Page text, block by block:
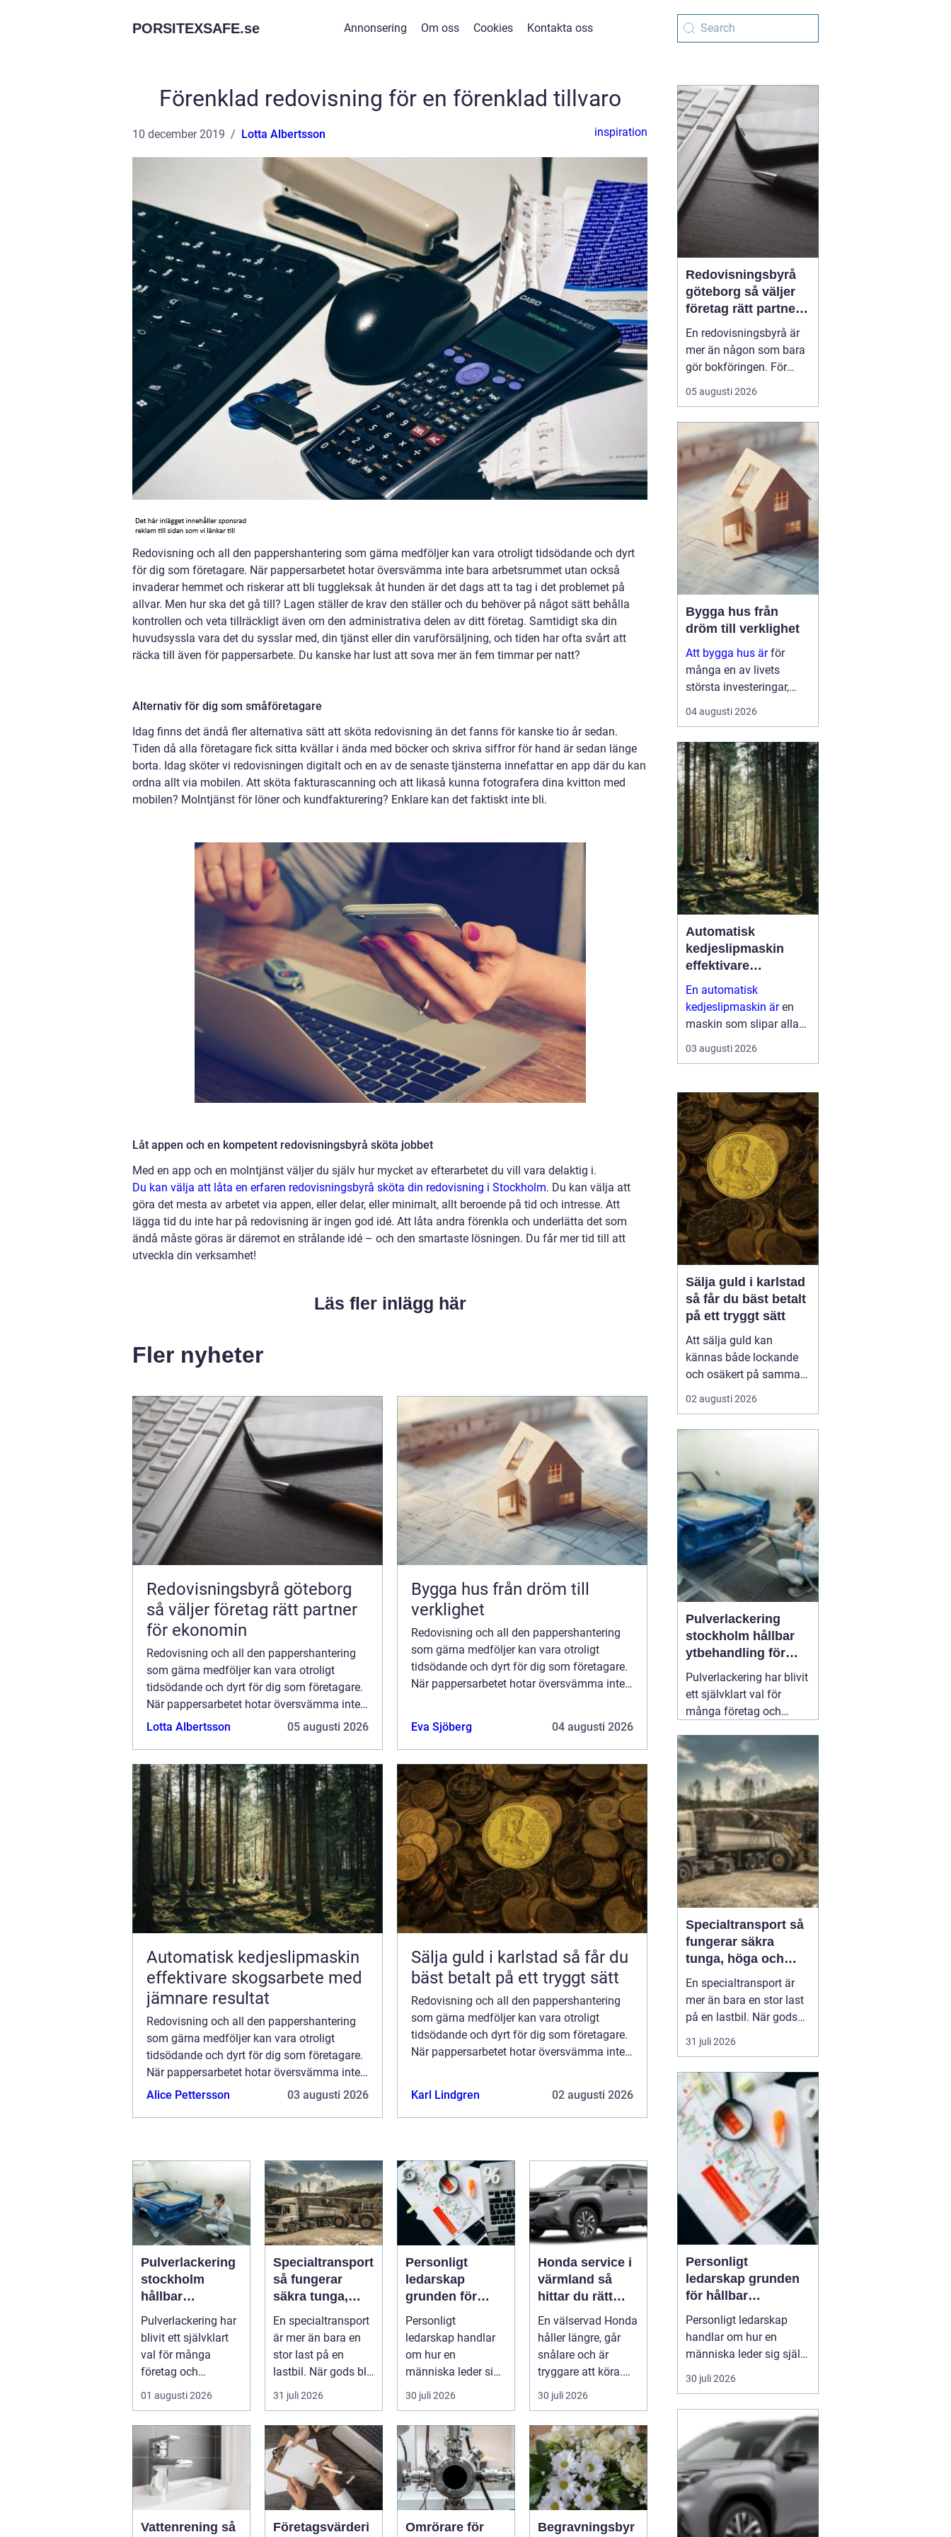
PORSITEXSAFE.se Annonsering Om oss Cookies Kontakta oss
Förenklad redovisning för en förenklad tillvaro
10 december 2019 Lotta Albertsson inspiration
Redovisning och all den pappershantering som gärna medföljer kan vara otroligt tidsödande och dyrt
för dig som företagare. När pappersarbetet hotar översvämma inte bara arbetsrummet utan också
invaderar hemmet och riskerar att bli tuggleksak åt hunden är det dags att ta tag i det problemet på
allvar. Men hur ska det gå till? Lagen ställer de krav den ställer och du behöver på något sätt behålla
kontrollen och veta tillräckligt även om den administrativa delen av ditt företag. Samtidigt ska din
huvudsyssla vara det du sysslar med, din tjänst eller din varuförsäljning, och tiden har ofta svårt att
räcka till även för pappersarbete. Du kanske har lust att sova mer än fem timmar per natt?
Alternativ för dig som småföretagare
Idag finns det ändå fler alternativa sätt att sköta redovisning än det fanns för kanske tio år sedan.
Tiden då alla företagare fick sitta kvällar i ända med böcker och skriva siffror för hand är sedan länge
borta. Idag sköter vi redovisningen digitalt och en av de senaste tjänsterna innefattar en app där du kan
ordna allt via mobilen. Att sköta fakturascanning och att likaså kunna fotografera dina kvitton med
mobilen? Molntjänst för löner och kundfakturering? Enklare kan det faktiskt inte bli.
Låt appen och en kompetent redovisningsbyrå sköta jobbet
Med en app och en molntjänst väljer du själv hur mycket av efterarbetet du vill vara delaktig i.
Du kan välja att låta en erfaren redovisningsbyrå sköta din redovisning i Stockholm. Du kan välja att
göra det mesta av arbetet via appen, eller delar, eller minimalt, allt beroende på tid och intresse. Att
lägga tid du inte har på redovisning är ingen god idé. Att låta andra förenkla och underlätta det som
ändå måste göras är däremot en strålande idé – och den smartaste lösningen. Du får mer tid till att
utveckla din verksamhet!
Läs fler inlägg här
Fler nyheter
Redovisningsbyrå göteborg
så väljer företag rätt partner
för ekonomin
Redovisning och all den pappershantering
som gärna medföljer kan vara otroligt
tidsödande och dyrt för dig som företagare.
När pappersarbetet hotar översvämma inte
bara arbetsrummet utan också invaderar h...
Lotta Albertsson 05 augusti 2026
Bygga hus från dröm till
verklighet
Redovisning och all den pappershantering
som gärna medföljer kan vara otroligt
tidsödande och dyrt för dig som företagare.
När pappersarbetet hotar översvämma inte
Eva Sjöberg
04 augusti 2026
Automatisk kedjeslipmaskin
effektivare skogsarbete med
jämnare resultat
Redovisning och all den pappershantering
som gärna medföljer kan vara otroligt
tidsödande och dyrt för dig som företagare.
När pappersarbetet hotar översvämma inte
bara arbetsrummet utan också invaderar h...
Alice Pettersson 03 augusti 2026
Sälja guld i karlstad så får du
bäst betalt på ett tryggt sätt
Redovisning och all den pappershantering
som gärna medföljer kan vara otroligt
tidsödande och dyrt för dig som företagare.
När pappersarbetet hotar översvämma inte
Karl Lindgren
02 augusti 2026
Pulverlackering
stockholm
hållbar
ytbehandling för
industri och
privatpersoner
Pulverlackering har
blivit ett självklart
val för många
företag och
privatpersoner som
vill kombiner...
01 augusti 2026
Specialtransport
så fungerar
säkra tunga,
höga och breda
transporter
En specialtransport
är mer än bara en
stor last på en
lastbil. När gods blir
för tungt, för högt
ell...
31 juli 2026
Personligt
ledarskap
grunden för
hållbar
utveckling och
verklig
förändring
Personligt
ledarskap handlar
om hur en
människa leder sig
själv i vardagen: i
beslut, relationer,
ko...
30 juli 2026
Honda service i
värmland så
hittar du rätt
verkstad för din
bil
En välservad Honda
håller längre, går
snålare och är
tryggare att köra.
För många bilägare
i Värmlan...
30 juli 2026
Vattenrening så
Företagsvärderi
Omrörare för
Begravningsbyr
Redovisningsbyrå
göteborg så väljer
företag rätt partner
för ekonomin
En redovisningsbyrå är
mer än någon som bara
gör bokföringen. För
många företag i
Göteborg blir byrån en
ekonomiavdelning, en
bollplank i vardagen och
ett skydd mot onödiga
risker. När lagar ändras,
bolaget växer eller tiden
inte räcker till, ...
05 augusti 2026
Bygga hus från
dröm till verklighet
Att bygga hus ärför
många en av livets
största investeringar,
både känslomässigt och
ekonomiskt. Samtidigt
tomt, planlösning,
material,
entreprenadform och
energilösnin...
04 augusti 2026
Automatisk
kedjeslipmaskin
effektivare
skogsarbete med
jämnare resultat
En automatisk
kedjeslipmaskin ären
maskin som slipar alla
tänder på en sågkedja
utan att användaren
för hand. Maskinen
matar själv fram kedjan,
ställer in v...
03 augusti 2026
Sälja guld i karlstad
så får du bäst betalt
på ett tryggt sätt
Att sälja guld kan
kännas både lockande
och osäkert på samma
gång. Många har gamla
smycken, arvegods eller
få ett bra pris och
samtidigt känna sig
trygg i affären. För den
som
02 augusti 2026
Pulverlackering
stockholm hållbar
ytbehandling för
industri och
privatpersoner
Pulverlackering har blivit
ett självklart val för
många företag och
kombinera lång
hållbarhet, snygg finish
och minskad
miljöpåverkan. I en stad
med hårt klimat, mycket
slitage och höga krav på
kvalitet01 augusti 2026
Specialtransport så
fungerar säkra
tunga, höga och
breda transporter
En specialtransport är
mer än bara en stor last
på en lastbil. När gods
blir för tungt, för högt
eller för brett för vanliga
dispens, noggrann
planering och väl
inarbetade rutiner. Rätt
utförd blir transporten
både säker, laglig ...
31 juli 2026
Personligt
ledarskap grunden
för hållbar
utveckling och
verklig förändring
Personligt ledarskap
handlar om hur en
människa leder sig själv
i vardagen: i beslut,
relationer, konflikter och
ledare har god självinsikt
och tränar på att vara
närvarande i nuet,
påverkar det direkt
kulturen, samarbetet och
res...
30 juli 2026